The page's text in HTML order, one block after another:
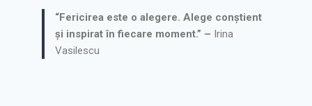
“Fericirea este o alegere. Alege conştient
şi inspirat în fiecare moment.” – Irina
Vasilescu